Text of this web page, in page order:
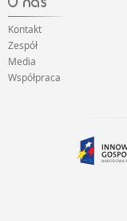
Kontakt
Zespół
Media
Współpraca